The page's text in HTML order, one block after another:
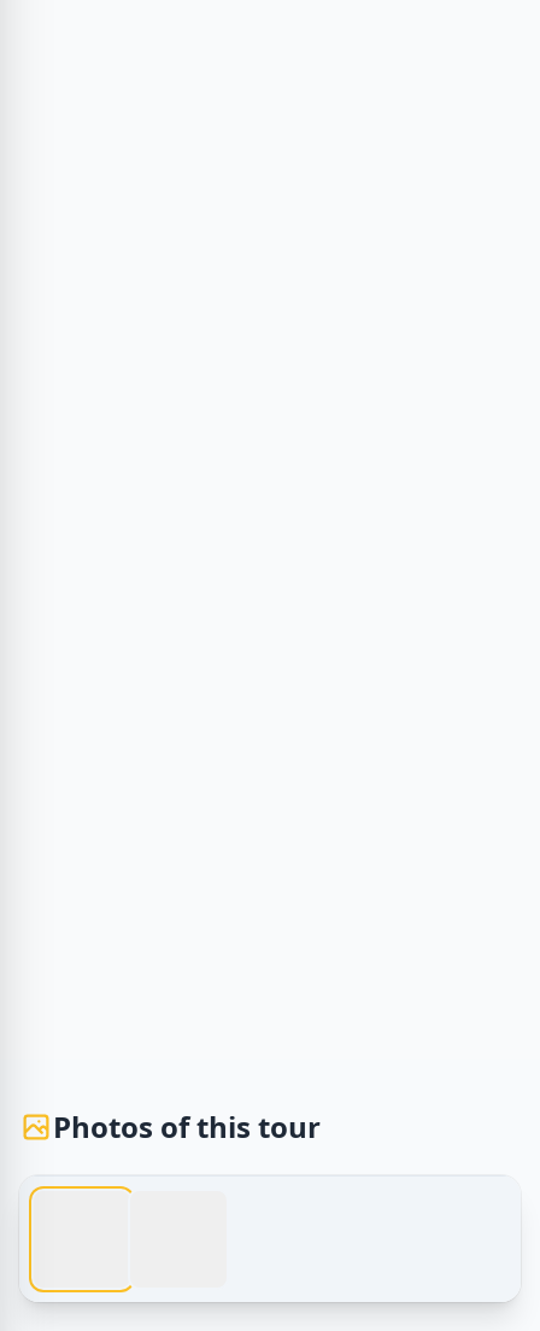
Photos of this tour
埃及旅游 – 沙漠之旅 旅行 赫尔格达 – 与 Egypt Tours VIP